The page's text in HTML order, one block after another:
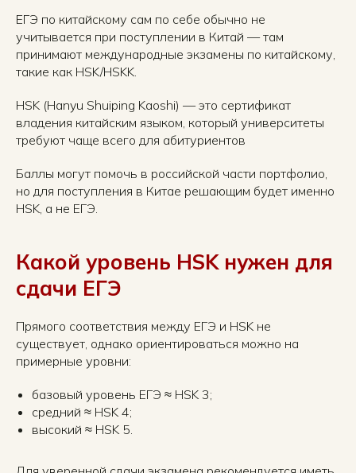
ЕГЭ по китайскому сам по себе обычно не
учитывается при поступлении в Китай — там
принимают международные экзамены по китайскому,
такие как HSK/HSKK.
HSK (Hanyu Shuiping Kaoshi) — это сертификат
владения китайским языком, который университеты
требуют чаще всего для абитуриентов
Баллы могут помочь в российской части портфолио,
но для поступления в Китае решающим будет именно
HSK, а не ЕГЭ.
Какой уровень HSK нужен для
сдачи ЕГЭ
Прямого соответствия между ЕГЭ и HSK не
существует, однако ориентироваться можно на
примерные уровни:
базовый уровень ЕГЭ ≈ HSK 3;
средний ≈ HSK 4;
высокий ≈ HSK 5.